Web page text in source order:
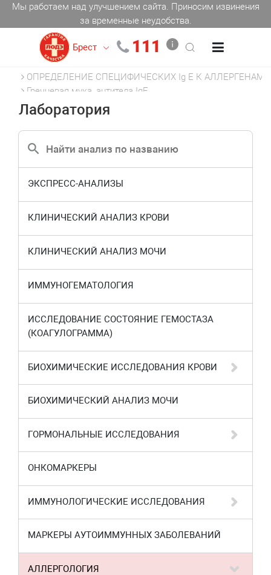
Мы работаем над улучшением сайта. Приносим извинения
за временные неудобства.
Брест 111
Главная
АЛЛЕРГОЛОГИЯ
ОПРЕДЕЛЕНИЕ СПЕЦИФИЧЕСКИХ Ig E К
Гречневая мука, антитела IgE
Лаборатория
ЭКСПРЕСС-АНАЛИЗЫ
КЛИНИЧЕСКИЙ АНАЛИЗ КРОВИ
КЛИНИЧЕСКИЙ АНАЛИЗ МОЧИ
ИММУНОГЕМАТОЛОГИЯ
ИССЛЕДОВАНИЕ СОСТОЯНИЕ ГЕМОСТАЗА
(КОАГУЛОГРАММА)
БИОХИМИЧЕСКИЕ ИССЛЕДОВАНИЯ КРОВИ
БИОХИМИЧЕСКИЙ АНАЛИЗ МОЧИ
ГОРМОНАЛЬНЫЕ ИССЛЕДОВАНИЯ
ОНКОМАРКЕРЫ
ИММУНОЛОГИЧЕСКИЕ ИССЛЕДОВАНИЯ
МАРКЕРЫ АУТОИММУННЫХ ЗАБОЛЕВАНИЙ
АЛЛЕРГОЛОГИЯ